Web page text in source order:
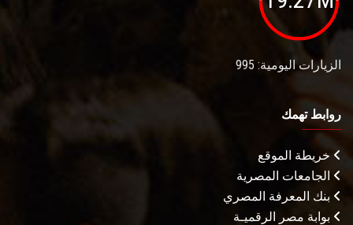
الزيارات اليومية: 995
روابط تهمك
خريطة الموقع
الجامعات المصرية
بنك المعرفة المصري
بوابة مصر الرقميـة